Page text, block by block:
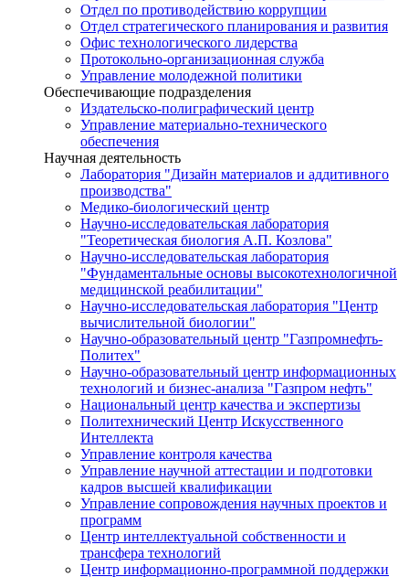
Отдел по противодействию коррупции
Отдел стратегического планирования и развития
Офис технологического лидерства
Протокольно-организационная служба
Управление молодежной политики
Обеспечивающие подразделения
Издательско-полиграфический центр
Управление материально-технического
обеспечения
Научная деятельность
Лаборатория "Дизайн материалов и аддитивного
производства"
Медико-биологический центр
Научно-исследовательская лаборатория
"Теоретическая биология А.П. Козлова"
Научно-исследовательская лаборатория
"Фундаментальные основы высокотехнологичной
медицинской реабилитации"
Научно-исследовательская лаборатория "Центр
вычислительной биологии"
Научно-образовательный центр "Газпромнефть-
Политех"
Научно-образовательный центр информационных
технологий и бизнес-анализа "Газпром нефть"
Национальный центр качества и экспертизы
Политехнический Центр Искусственного
Интеллекта
Управление контроля качества
Управление научной аттестации и подготовки
кадров высшей квалификации
Управление сопровождения научных проектов и
программ
Центр интеллектуальной собственности и
трансфера технологий
Центр информационно-программной поддержки